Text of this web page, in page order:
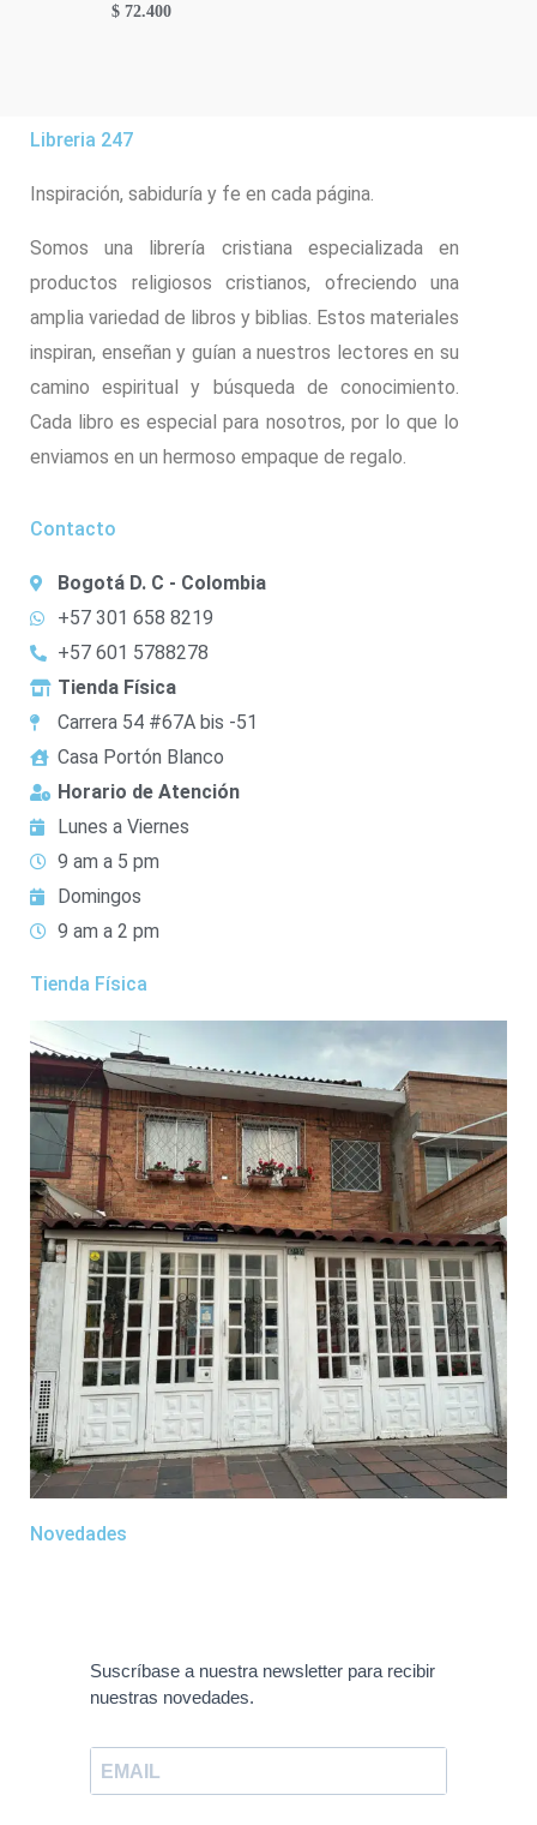
$ 72.400
Libreria 247
Inspiración, sabiduría y fe en cada página.
Somos una librería cristiana especializada en
productos religiosos cristianos, ofreciendo una
amplia variedad de libros y biblias. Estos materiales
inspiran, enseñan y guían a nuestros lectores en su
camino espiritual y búsqueda de conocimiento.
Cada libro es especial para nosotros, por lo que lo
enviamos en un hermoso empaque de regalo.
Contacto
Bogotá D. C - Colombia
+57 301 658 8219
+57 601 5788278
Tienda Física
Carrera 54 #67A bis -51
Casa Portón Blanco
Horario de Atención
Lunes a Viernes
9 am a 5 pm
Domingos
9 am a 2 pm
Tienda Física
Novedades
Suscríbase a nuestra newsletter para recibir
nuestras novedades.